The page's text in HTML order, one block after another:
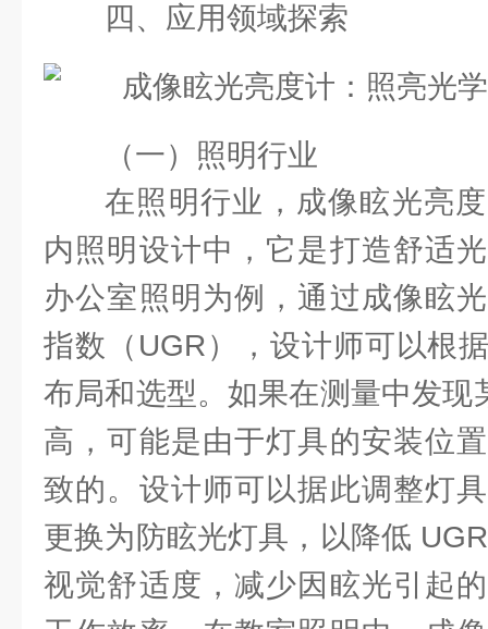
四、应用领域探索
（一）照明行业
在照明行业，成像眩光亮
内照明设计中，它是打造舒适
办公室照明为例，通过成像眩
指数（UGR），设计师可以根
布局和选型。如果在测量中发现
高，可能是由于灯具的安装位
致的。设计师可以据此调整灯
更换为防眩光灯具，以降低
视觉舒适度，减少因眩光引起